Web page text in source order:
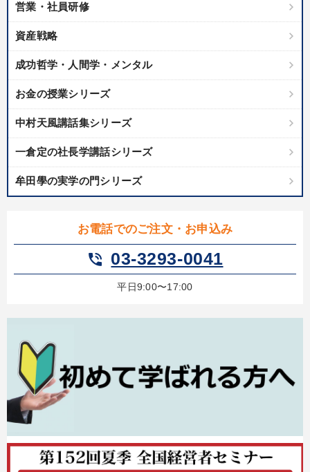
営業・社員研修
資産戦略
成功哲学・人間学・メンタル
お金の授業シリーズ
中村天風講話集シリーズ
一倉定の社長学講話シリーズ
牟田學の実学の門シリーズ
お電話でのご注文・お申込み
phone_in_talk 03-3293-0041
平日9:00〜17:00